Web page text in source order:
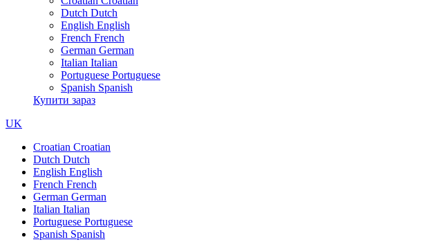
Dutch Dutch
English English
French French
German German
Italian Italian
Portuguese Portuguese
Spanish Spanish
Купити зараз
UK
Croatian Croatian
Dutch Dutch
English English
French French
German German
Italian Italian
Portuguese Portuguese
Spanish Spanish